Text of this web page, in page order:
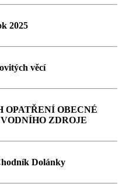
2025
věcí
OBECNÉ
ZDROJE
Dolánky